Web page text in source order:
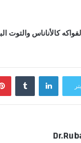
كالأناناس
لينكدإن